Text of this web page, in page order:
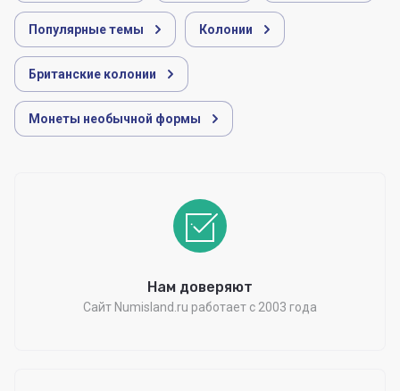
Популярные темы Колонии
Британские колонии
Монеты необычной формы
Нам доверяют
Сайт Numisland.ru работает с 2003 года